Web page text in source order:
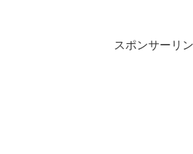
スポンサーリ